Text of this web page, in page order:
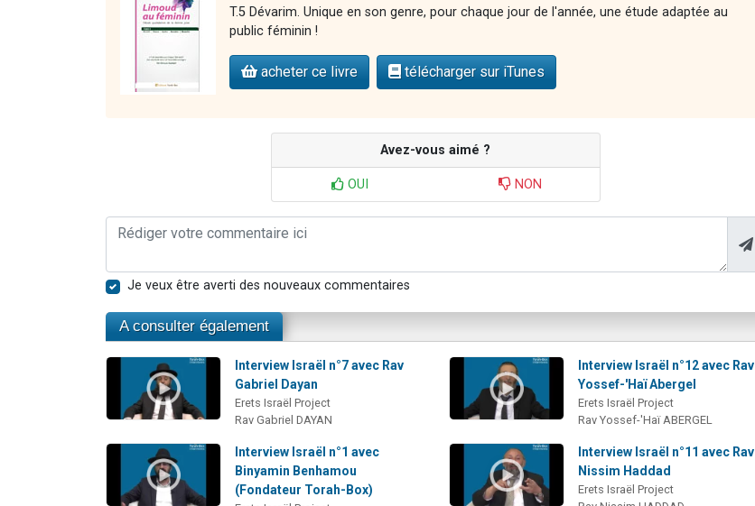
T.5 Dévarim. Unique en son genre, pour chaque jour de l'année, une étude adaptée au
public féminin !
acheter ce livre télécharger sur iTunes
Avez-vous aimé ?
OUI NON
Je veux être averti des nouveaux commentaires
A consulter également
Interview Israël n°7 avec Rav
Gabriel Dayan
Erets Israël Project
Rav Gabriel DAYAN
Interview Israël n°12 avec Rav
Yossef-'Haï Abergel
Erets Israël Project
Rav Yossef-'Haï ABERGEL
Interview Israël n°1 avec
Binyamin Benhamou
(Fondateur Torah-Box)
Interview Israël n°11 avec Rav
Nissim Haddad
Erets Israël Project